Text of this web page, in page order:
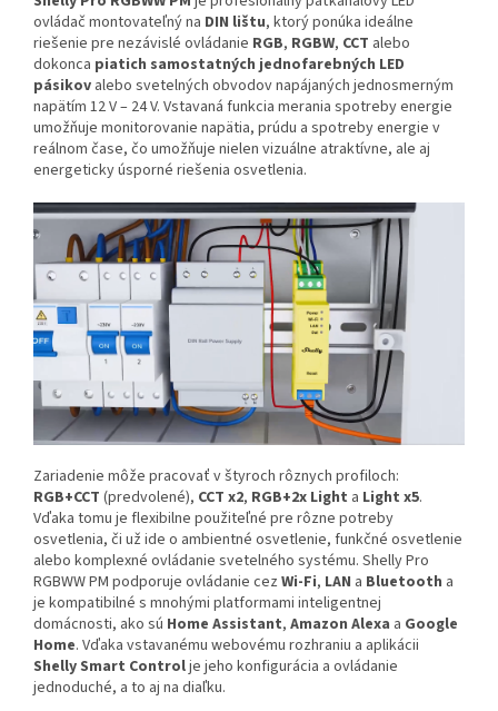
ovládač montovateľný na DIN lištu, ktorý ponúka ideálne
riešenie pre nezávislé ovládanie RGB, RGBW, CCT alebo
dokonca piatich samostatných jednofarebných LED
pásikov alebo svetelných obvodov napájaných jednosmerným
napätím 12 V – 24 V. Vstavaná funkcia merania spotreby energie
umožňuje monitorovanie napätia, prúdu a spotreby energie v
reálnom čase, čo umožňuje nielen vizuálne atraktívne, ale aj
energeticky úsporné riešenia osvetlenia.
Zariadenie môže pracovať v štyroch rôznych profiloch:
RGB+CCT (predvolené), CCT x2, RGB+2x Light a Light x5.
Vďaka tomu je flexibilne použiteľné pre rôzne potreby
osvetlenia, či už ide o ambientné osvetlenie, funkčné osvetlenie
alebo komplexné ovládanie svetelného systému. Shelly Pro
RGBWW PM podporuje ovládanie cez Wi-Fi, LAN a Bluetooth a
je kompatibilné s mnohými platformami inteligentnej
domácnosti, ako sú Home Assistant, Amazon Alexa a Google
Home. Vďaka vstavanému webovému rozhraniu a aplikácii
Shelly Smart Controlje jeho konfigurácia a ovládanie
jednoduché, a to aj na diaľku.